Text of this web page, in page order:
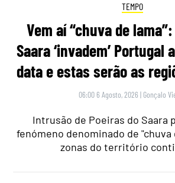
TEMPO
Vem aí “chuva de
Saara ‘invadem’ Portugal
data e estas serão as
06:00 6 Agosto, 2026 | Gonçalo
Intrusão de Poeiras do Saara
fenómeno denominado de "chuva
zonas do território